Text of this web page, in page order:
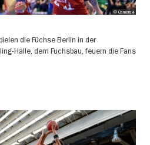
© Camera4
die Füchse Berlin in der
Halle, dem Fuchsbau, feuern die Fans